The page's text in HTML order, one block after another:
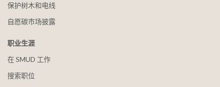
保护树木和电线
自愿碳市场披露
职业生涯
在 SMUD 工作
搜索职位